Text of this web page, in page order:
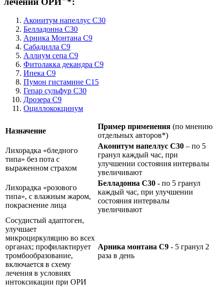
Аконитум напеллус C30
Белладонна C30
Арника Монтана С9
Сабадилла C9
Аллиум сепа С9
Фитолакка декандра С9
Ипека С9
Пумон гистамине С15
Гепар сульфур С30
Дрозера С9
Оциллококцинум
Назначение
Пример применения (по мнению
отдельных авторов*)
Лихорадка «бледного
типа» без пота с
выраженном страхом
Аконитум напеллус C30 – по 5
гранул каждый час, при
улучшении состояния интервалы
увеличивают
Лихорадка «розового
типа», с влажным жаром,
покраснение лица
Белладонна C30 - по 5 гранул
каждый час, при улучшении
состояния интервалы
увеличивают
Сосудистый адаптоген,
улучшает
микроциркуляцию во всех
органах; профилактирует
тромбообразование,
включается в схему
лечения в условиях
интоксикации при ОРИ
Арника монтана С9 - 5 гранул 2
раза в день